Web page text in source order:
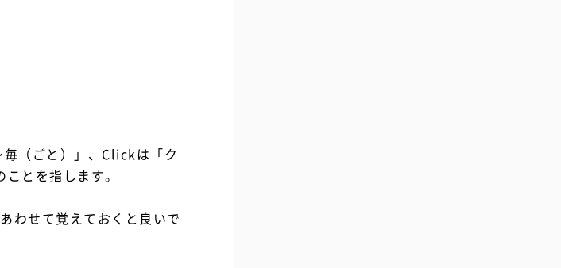
（ごと）」、Clickは「ク
とを指します。
わせて覚えておくと良いで